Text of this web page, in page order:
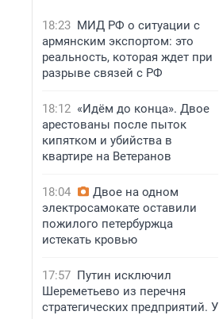
18:23 МИД РФ о ситуации с
армянским экспортом: это
реальность, которая ждет при
разрыве связей с РФ
18:12 «Идём до конца». Двое
арестованы после пыток
кипятком и убийства в
квартире на Ветеранов
18:04
Двое на одном
электросамокате оставили
пожилого петербуржца
истекать кровью
17:57 Путин исключил
Шереметьево из перечня
стратегических предприятий. У